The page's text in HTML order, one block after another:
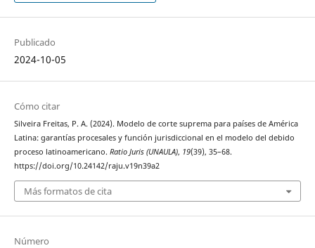
Publicado
2024-10-05
Cómo citar
Silveira Freitas, P. A. (2024). Modelo de corte suprema para países de América
Latina: garantías procesales y función jurisdiccional en el modelo del debido
proceso latinoamericano. Ratio Juris (UNAULA), 19(39), 35–68.
https://doi.org/10.24142/raju.v19n39a2
Más formatos de cita
Número